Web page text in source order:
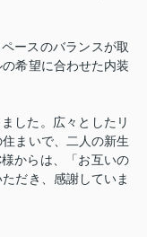
ースのバランスが取
の希望に合わせた内装
した。広々としたリ
まいで、二人の新生
からは、「お互いの
だき、感謝していま